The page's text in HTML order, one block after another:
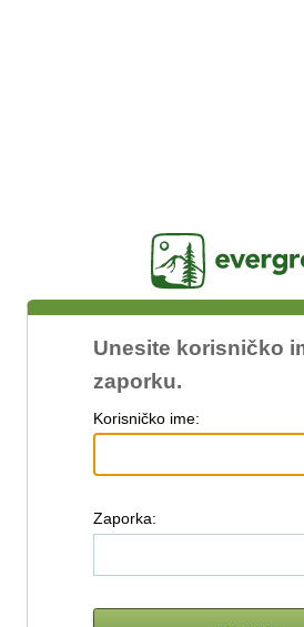
Unesite korisničko
zaporku.
Korisničko ime:
Zaporka: